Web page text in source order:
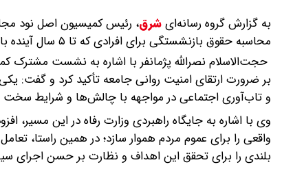
به گزارش گروه رسانه‌ایشرق، رئیس کمیسیون اصل نود
محاسبه حقوق بازنشستگی برای افرادی که تا ۵ سال آینده بازنشسته می‌شوند، اجرا نخواهد شد.
حجت‌الاسلام نصرالله پژمانفر با اشاره به نشست مشترک
بر ضرورت ارتقای امنیت روانی جامعه تأکید کرد و گفت:
و تاب‌آوری اجتماعی در مواجهه با چالش‌ها و شرایط
وی با اشاره به جایگاه راهبردی وزارت رفاه در این مسیر،
واقعی را برای عموم مردم هموار سازد؛ در همین راستا،
بلندی را برای تحقق این اهداف و نظارت بر حسن اجرای